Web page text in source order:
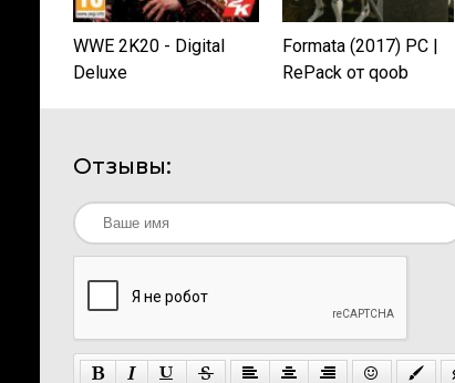
WWE 2K20 - Digital
Deluxe
Formata (2017) PC |
RePack от qoob
Отзывы: